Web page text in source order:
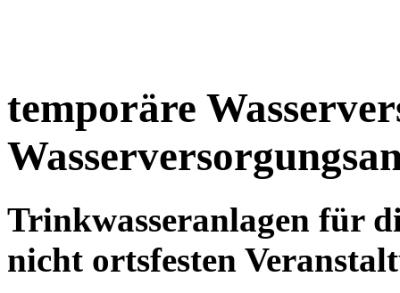
temporäre
Trinkwasseranlagen für
nicht ortsfesten